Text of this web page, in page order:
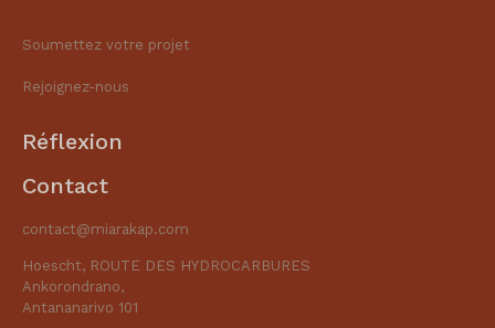
Soumettez votre projet
Rejoignez-nous
Réflexion
Contact
contact@miarakap.com
Hoescht, ROUTE DES HYDROCARBURES
Ankorondrano,
Antananarivo 101